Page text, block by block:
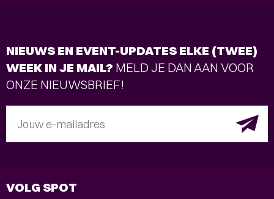
NIEUWS EN EVENT-UPDATES ELKE (TWEE)
WEEK IN JE MAIL? MELD JE DAN AAN VOOR
ONZE NIEUWSBRIEF!
Jouw e-mailadres
VOLG SPOT